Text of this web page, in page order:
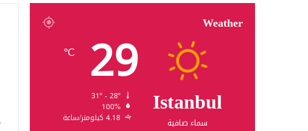
Weather
Istanbul
سماء صافية
29
℃
100%
4.18 كيلومتر/ساعة